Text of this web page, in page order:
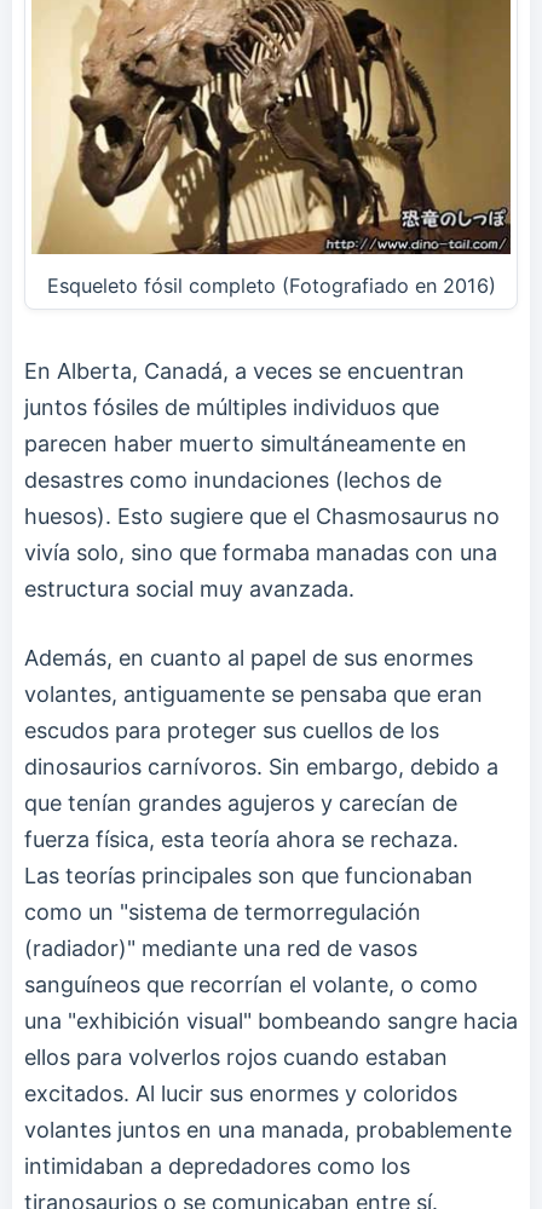
Esqueleto fósil completo (Fotografiado en 2016)
En Alberta, Canadá, a veces se encuentran
juntos fósiles de múltiples individuos que
parecen haber muerto simultáneamente en
desastres como inundaciones (lechos de
huesos). Esto sugiere que el Chasmosaurus no
vivía solo, sino que formaba manadas con una
estructura social muy avanzada.
Además, en cuanto al papel de sus enormes
volantes, antiguamente se pensaba que eran
escudos para proteger sus cuellos de los
dinosaurios carnívoros. Sin embargo, debido a
que tenían grandes agujeros y carecían de
fuerza física, esta teoría ahora se rechaza.
Las teorías principales son que funcionaban
como un "sistema de termorregulación
(radiador)" mediante una red de vasos
sanguíneos que recorrían el volante, o como
una "exhibición visual" bombeando sangre hacia
ellos para volverlos rojos cuando estaban
excitados. Al lucir sus enormes y coloridos
volantes juntos en una manada, probablemente
intimidaban a depredadores como los
tiranosaurios o se comunicaban entre sí.